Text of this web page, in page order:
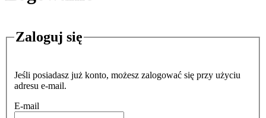
Zaloguj się
Jeśli posiadasz już konto, możesz zalogować się przy użyciu
adresu e-mail.
E-mail